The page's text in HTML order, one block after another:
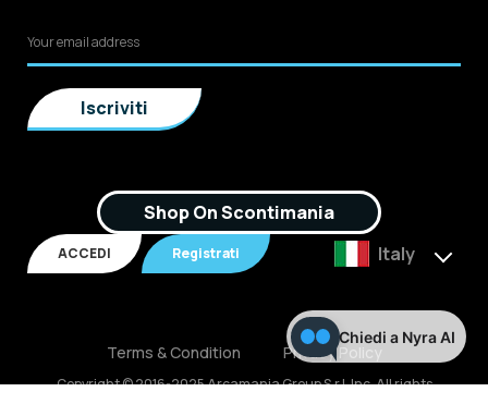
Chiedi a Nyra AI
Shop On Scontimania
ACCEDI Registrati Italy
Copyright © 2016-2025 Arcamania Group S.r.l, Inc. All rights
Terms & Condition Privacy Policy